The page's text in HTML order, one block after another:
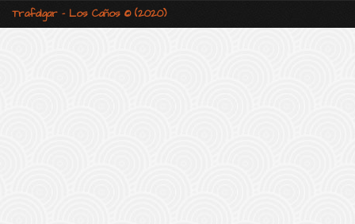
Trafalgar – Los Caños © (2020)